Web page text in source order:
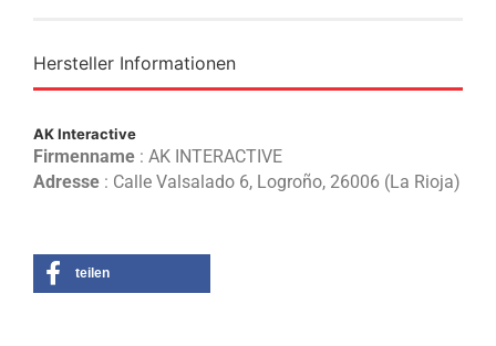
Hersteller Informationen
AK Interactive
Firmenname : AK INTERACTIVE
Adresse : Calle Valsalado 6, Logroño, 26006 (La Rioja)
teilen